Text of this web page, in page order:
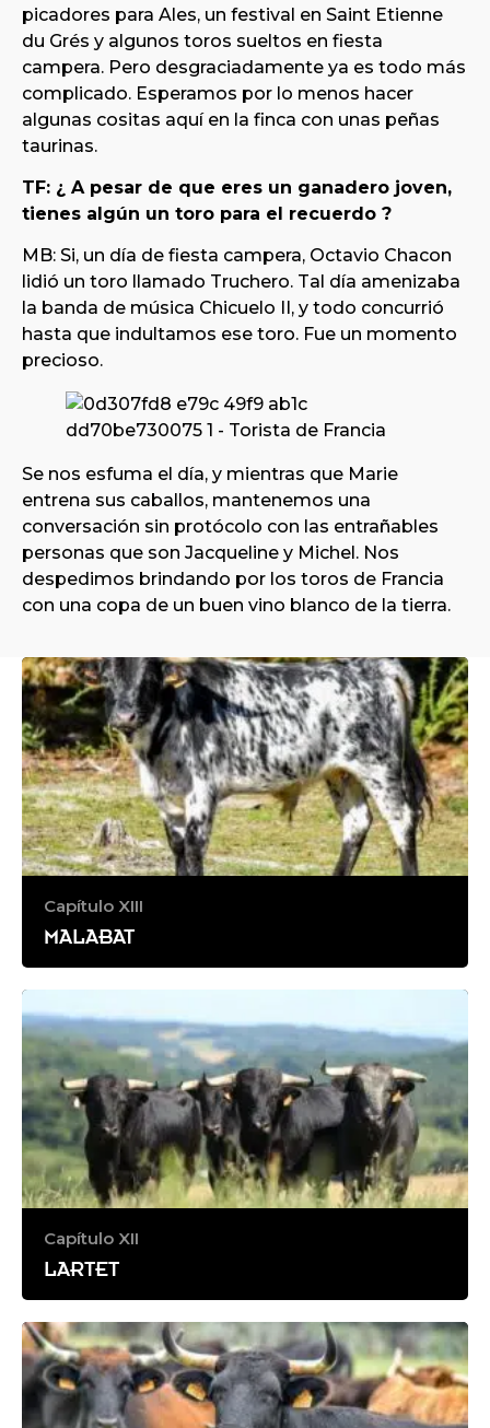
picadores para Ales, un festival en Saint Etienne
du Grés y algunos toros sueltos en fiesta
campera. Pero desgraciadamente ya es todo más
complicado. Esperamos por lo menos hacer
algunas cositas aquí en la finca con unas peñas
taurinas.
TF: ¿ A pesar de que eres un ganadero joven,
tienes algún un toro para el recuerdo ?
MB: Si, un día de fiesta campera, Octavio Chacon
lidió un toro llamado Truchero. Tal día amenizaba
la banda de música Chicuelo II, y todo concurrió
hasta que indultamos ese toro. Fue un momento
precioso.
Se nos esfuma el día, y mientras que Marie
entrena sus caballos, mantenemos una
conversación sin protócolo con las entrañables
personas que son Jacqueline y Michel. Nos
despedimos brindando por los toros de Francia
con una copa de un buen vino blanco de la tierra.
Capítulo XIII
MALABAT
Capítulo XII
LARTET